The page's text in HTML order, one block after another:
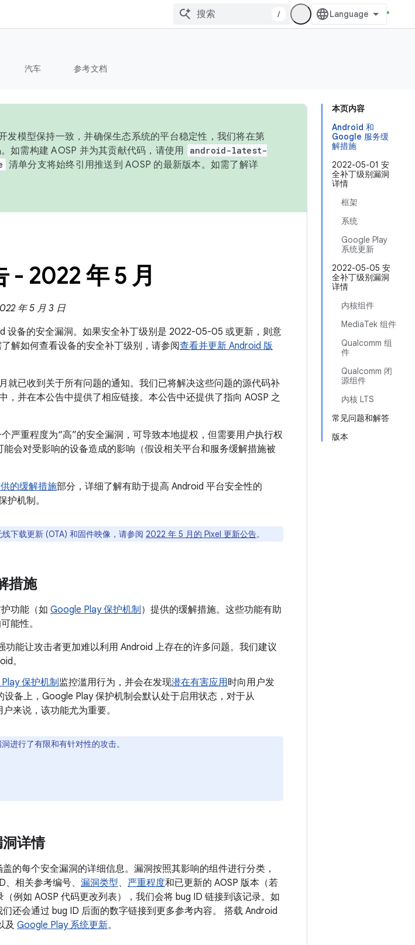
/
汽车 参考文档
本页内容
Android 和
Google 服务缓
解措施
2022-05-01 安
全补丁级别漏洞
详情
框架
系统
Google Play
系统更新
2022-05-05 安
全补丁级别漏洞
详情
内核组件
MediaTek 组件
Qualcomm 组
件
Qualcomm 闭
源组件
内核 LTS
常见问题和解答
版本
发模型保持一致，并确保生态系统的平台稳定性，我们将在第
如需构建 AOSP 并为其贡献代码，请使用
android-latest-
清单分支将始终引用推送到 AOSP 的最新版本。如需了解详
2022 年 5 月
年 5 月 3 日
设备的安全漏洞。如果安全补丁级别是 2022-05-05 或更新，则意
解如何查看设备的安全补丁级别，请参阅查看并更新 Android 版
就已收到关于所有问题的通知。我们已将解决这些问题的源代码补
，并在本公告中提供了相应链接。本公告中还提供了指向 AOSP 之
严重程度为“高”的安全漏洞，可导致本地提权，但需要用户执行权
能会对受影响的设备造成的影响（假设相关平台和服务缓解措施被
的缓解措施部分，详细了解有助于提高 Android 平台安全性的
护机制。
下载更新 (OTA) 和固件映像，请参阅 2022 年 5 月的 Pixel 更新公告。
措施
功能（如 Google Play 保护机制 ）提供的缓解措施。这些功能有助
能性。
功能让攻击者更加难以利用 Android 上存在的许多问题。我们建议
。
保护机制监控滥用行为，并会在发现潜在有害应用时向用户发
设备上，Google Play 保护机制会默认处于启用状态，对于从
来说，该功能尤为重要。
进行了有限和有针对性的攻击。
详情
的每个安全漏洞的详细信息。漏洞按照其影响的组件进行分类，
相关参考编号、 漏洞类型、 严重程度和已更新的 AOSP 版本（若
例如 AOSP 代码更改列表），我们会将 bug ID 链接到该记录。如
还会通过 bug ID 后面的数字链接到更多参考内容。 搭载 Android
及 Google Play 系统更新。